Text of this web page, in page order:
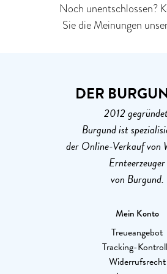
Noch unentschlossen?
Sie die Meinungen
DER
2012
Burgund ist
der Online-Verkauf von
Ernteerzeuger
von Burgund.
Mein Konto
Treueangebot
Tracking-
Widerrufsrecht